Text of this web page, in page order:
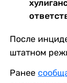
После
штатном
Ранее